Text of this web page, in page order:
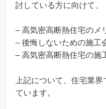
討している方に向けて、
– 高気密高断熱住宅のメ
– 後悔しないための施工
– 高気密高断熱住宅の施
上記について、住宅業
ています。